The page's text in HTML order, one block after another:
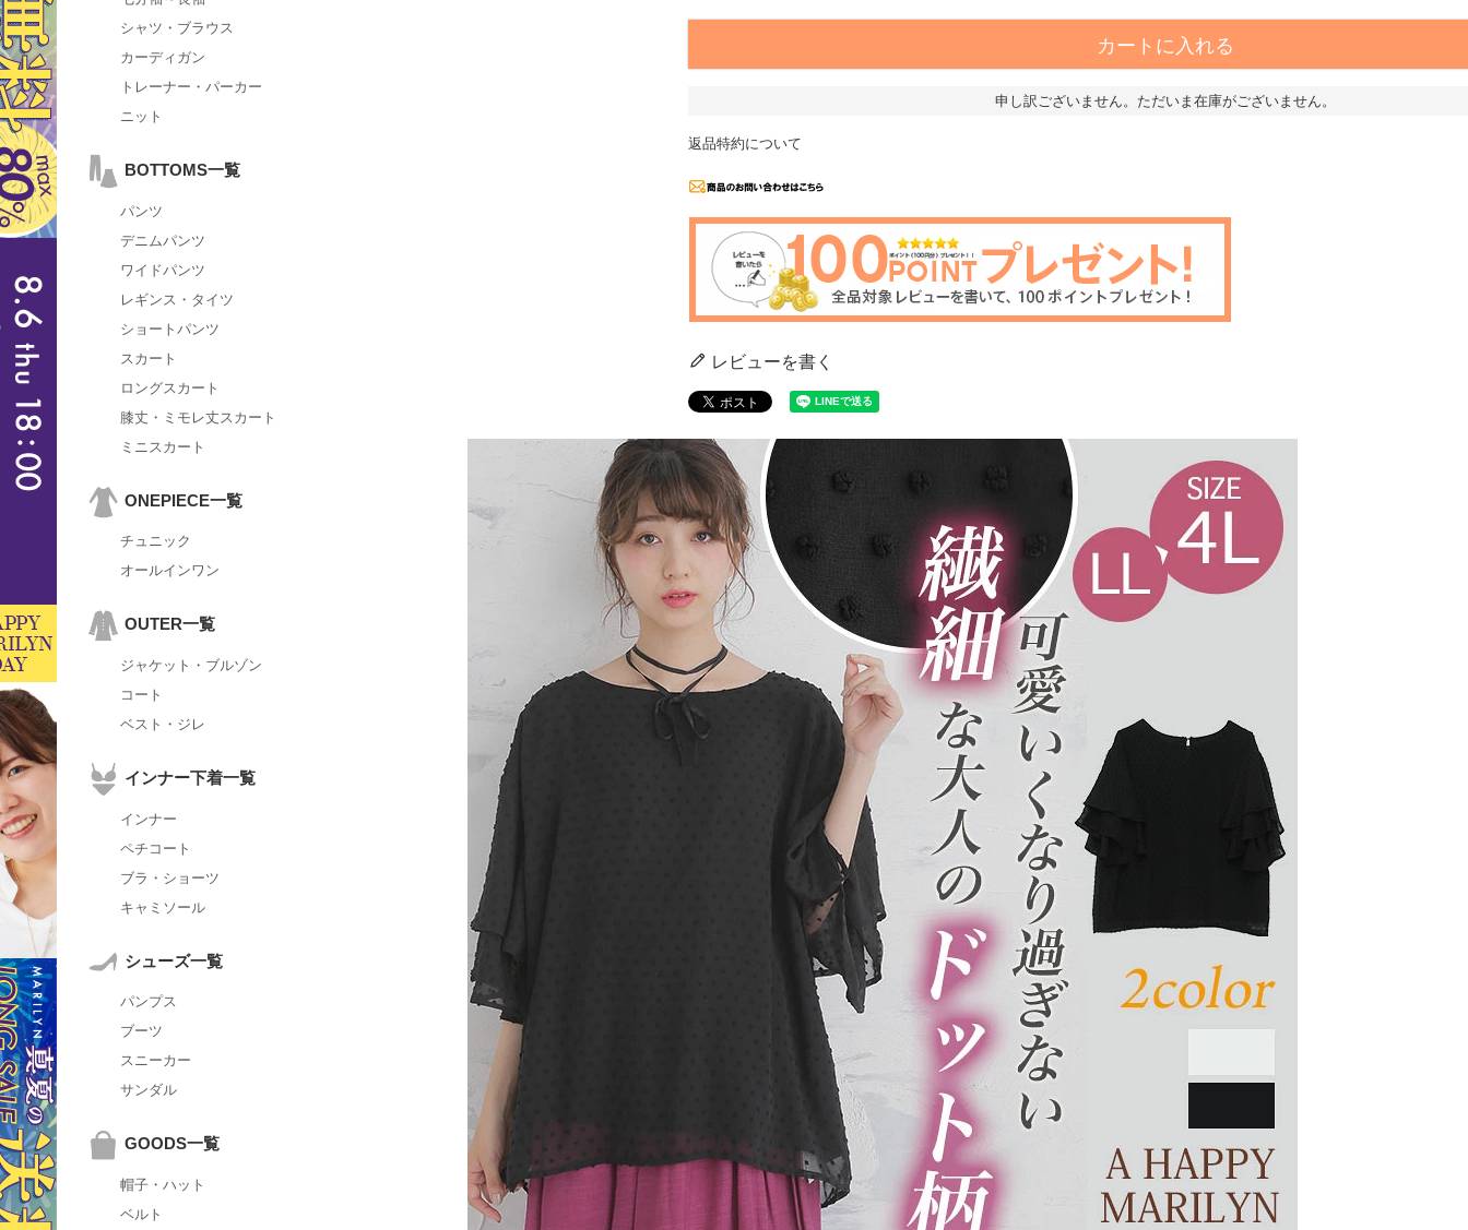
シャツ・ブラウス
カーディガン
トレーナー・パーカー
ニット
BOTTOMS一覧
パンツ
デニムパンツ
ワイドパンツ
レギンス・タイツ
ショートパンツ
スカート
ロングスカート
膝丈・ミモレ丈スカート
ミニスカート
ONEPIECE一覧
チュニック
オールインワン
OUTER一覧
ジャケット・ブルゾン
コート
ベスト・ジレ
インナー下着一覧
インナー
ペチコート
ブラ・ショーツ
キャミソール
シューズ一覧
パンプス
ブーツ
スニーカー
サンダル
GOODS一覧
帽子・ハット
ベルト
カートに入れる
申し訳ございません。ただいま在庫がございません。
返品特約について
レビューを書く